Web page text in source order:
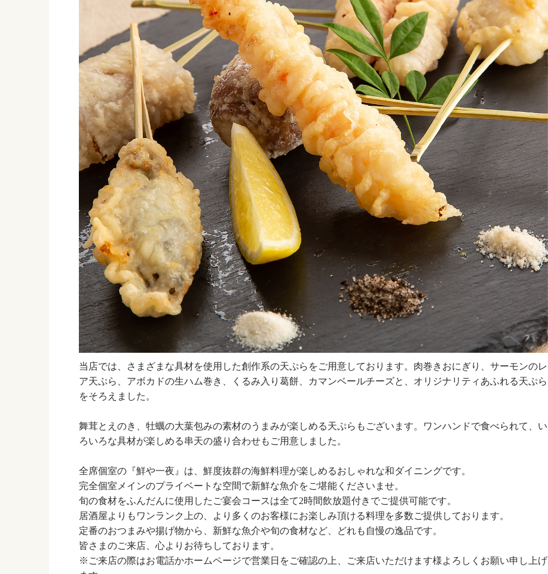
当店では、さまざまな具材を使用した創作系の天ぷらをご用意しております。肉巻きおにぎり、サーモンのレ
ア天ぷら、アボカドの生ハム巻き、くるみ入り葛餅、カマンベールチーズと、オリジナリティあふれる天ぷら
をそろえました。
舞茸とえのき、牡蠣の大葉包みの素材のうまみが楽しめる天ぷらもございます。ワンハンドで食べられて、い
ろいろな具材が楽しめる串天の盛り合わせもご用意しました。
全席個室の『鮮や一夜』は、鮮度抜群の海鮮料理が楽しめるおしゃれな和ダイニングです。
完全個室メインのプライベートな空間で新鮮な魚介をご堪能くださいませ。
旬の食材をふんだんに使用したご宴会コースは全て2時間飲放題付きでご提供可能です。
居酒屋よりもワンランク上の、より多くのお客様にお楽しみ頂ける料理を多数ご提供しております。
定番のおつまみや揚げ物から、新鮮な魚介や旬の食材など、どれも自慢の逸品です。
皆さまのご来店、心よりお待ちしております。
※ご来店の際はお電話かホームページで営業日をご確認の上、ご来店いただけます様よろしくお願い申し上げ